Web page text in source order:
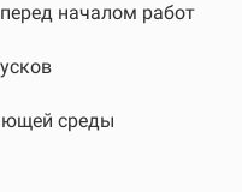
началом работ
среды